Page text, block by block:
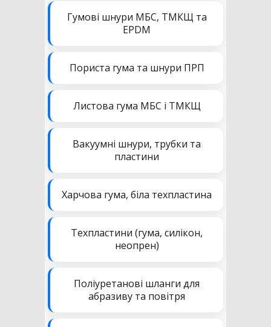
Гумові шнури МБС, ТМКЩ та
EPDM
Пориста гума та шнури ПРП
Листова гума МБС і ТМКЩ
Вакуумні шнури, трубки та
пластини
Харчова гума, біла техпластина
Техпластини (гума, силікон,
неопрен)
Поліуретанові шланги для
абразиву та повітря